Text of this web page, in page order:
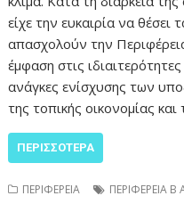
είχε την ευκαιρία να θέσει
απασχολούν την
έμφαση στις
ανάγκες ενίσχυσης των
της τοπικής οικονομίας
ΠΕΡΙΣΣΌΤΕΡΑ
ΠΕΡΙΦΕΡΕΙΑ ΠΕΡΙΦΕΡΕΙΑ Β